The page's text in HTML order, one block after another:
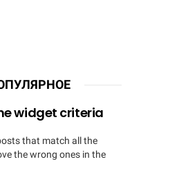
widget criteria
that match all the
the wrong ones in the